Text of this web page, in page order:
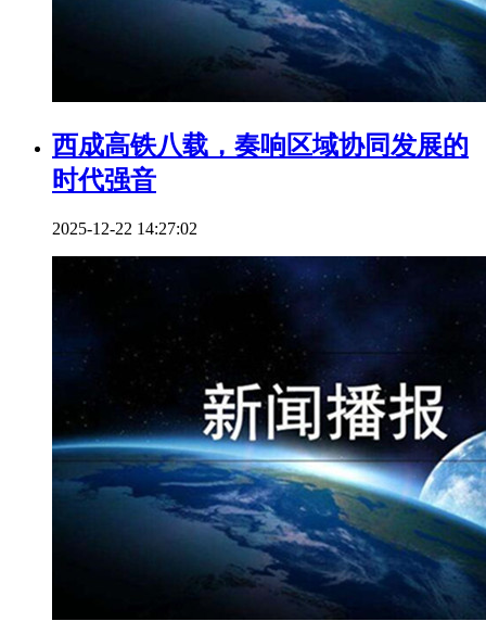
西成高铁八载，奏响区域协同发展的
时代强音
2025-12-22 14:27:02